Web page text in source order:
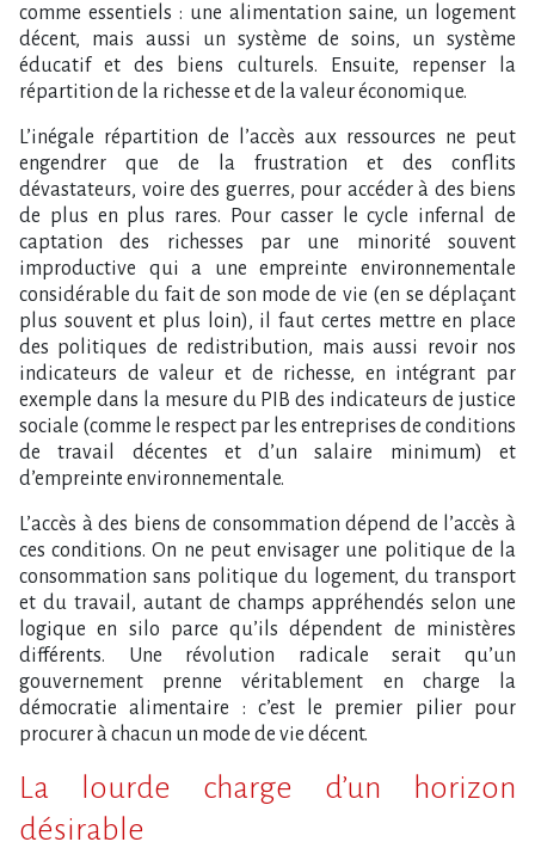
comme essentiels : une alimentation saine, un logement
décent, mais aussi un système de soins, un système
éducatif et des biens culturels. Ensuite, repenser la
répartition de la richesse et de la valeur économique.
L’inégale répartition de l’accès aux ressources ne peut
engendrer que de la frustration et des conflits
dévastateurs, voire des guerres, pour accéder à des biens
de plus en plus rares. Pour casser le cycle infernal de
captation des richesses par une minorité souvent
improductive qui a une empreinte environnementale
considérable du fait de son mode de vie (en se déplaçant
plus souvent et plus loin), il faut certes mettre en place
des politiques de redistribution, mais aussi revoir nos
indicateurs de valeur et de richesse, en intégrant par
exemple dans la mesure du PIB des indicateurs de justice
sociale (comme le respect par les entreprises de conditions
de travail décentes et d’un salaire minimum) et
d’empreinte environnementale.
L’accès à des biens de consommation dépend de l’accès à
ces conditions. On ne peut envisager une politique de la
consommation sans politique du logement, du transport
et du travail, autant de champs appréhendés selon une
logique en silo parce qu’ils dépendent de ministères
différents. Une révolution radicale serait qu’un
gouvernement prenne véritablement en charge la
démocratie alimentaire : c’est le premier pilier pour
procurer à chacun un mode de vie décent.
La lourde charge d’un horizon
désirable